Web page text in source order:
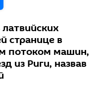
странице в
потоком машин,
из Риги, назвав